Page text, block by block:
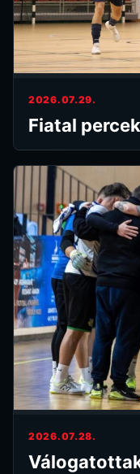
2026.07.29.
Fiatal
2026.07.28.